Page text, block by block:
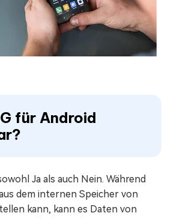
für Android
Ja als auch Nein. Während
dem internen Speicher von
kann, kann es Daten von